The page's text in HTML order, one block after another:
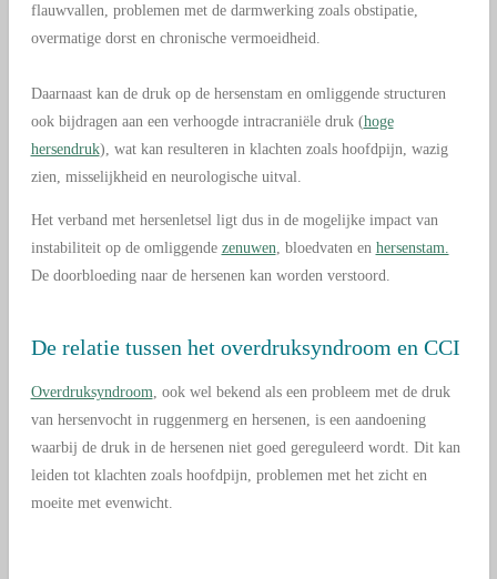
flauwvallen, problemen met de darmwerking zoals obstipatie,
overmatige dorst en chronische vermoeidheid.
Daarnaast kan de druk op de hersenstam en omliggende structuren
ook bijdragen aan een verhoogde intracraniële druk (hoge
hersendruk), wat kan resulteren in klachten zoals hoofdpijn, wazig
zien, misselijkheid en neurologische uitval.
Het verband met hersenletsel ligt dus in de mogelijke impact van
instabiliteit op de omliggende zenuwen , bloedvaten en hersenstam.
De doorbloeding naar de hersenen kan worden verstoord.
De relatie tussen het overdruksyndroom en CCI
Overdruksyndroom , ook wel bekend als een probleem met de druk
van hersenvocht in ruggenmerg en hersenen, is een aandoening
waarbij de druk in de hersenen niet goed gereguleerd wordt. Dit kan
leiden tot klachten zoals hoofdpijn, problemen met het zicht en
moeite met evenwicht.